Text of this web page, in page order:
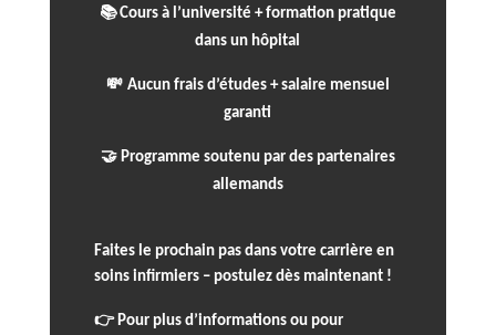
📚Cours à l’université + formation pratique
dans un hôpital
💸 Aucun frais d’études + salaire mensuel
garanti
🤝Programme soutenu par des partenaires
allemands
Faites le prochain pas dans votre carrière en
soins infirmiers – postulez dès maintenant !
👉Pour plus d’informations ou pour